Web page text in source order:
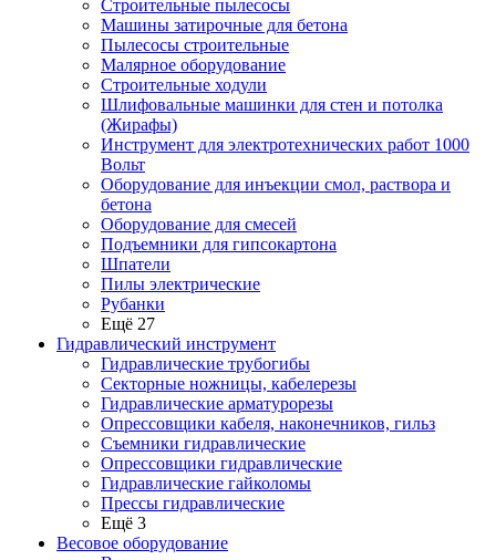
Строительные пылесосы
Машины затирочные для бетона
Пылесосы строительные
Малярное оборудование
Строительные ходули
Шлифовальные машинки для стен и потолка
(Жирафы)
Инструмент для электротехнических работ 1000
Вольт
Оборудование для инъекции смол, раствора и
бетона
Оборудование для смесей
Подъемники для гипсокартона
Шпатели
Пилы электрические
Рубанки
Ещё 27
Гидравлический инструмент
Гидравлические трубогибы
Секторные ножницы, кабелерезы
Гидравлические арматурорезы
Опрессовщики кабеля, наконечников, гильз
Съемники гидравлические
Опрессовщики гидравлические
Гидравлические гайколомы
Прессы гидравлические
Ещё 3
Весовое оборудование